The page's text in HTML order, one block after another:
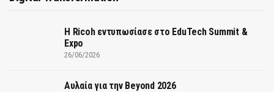
Η Ricoh εντυπωσίασε στο EduTech Summit &
Expo
26/06/2026
Αυλαία για την Beyond 2026